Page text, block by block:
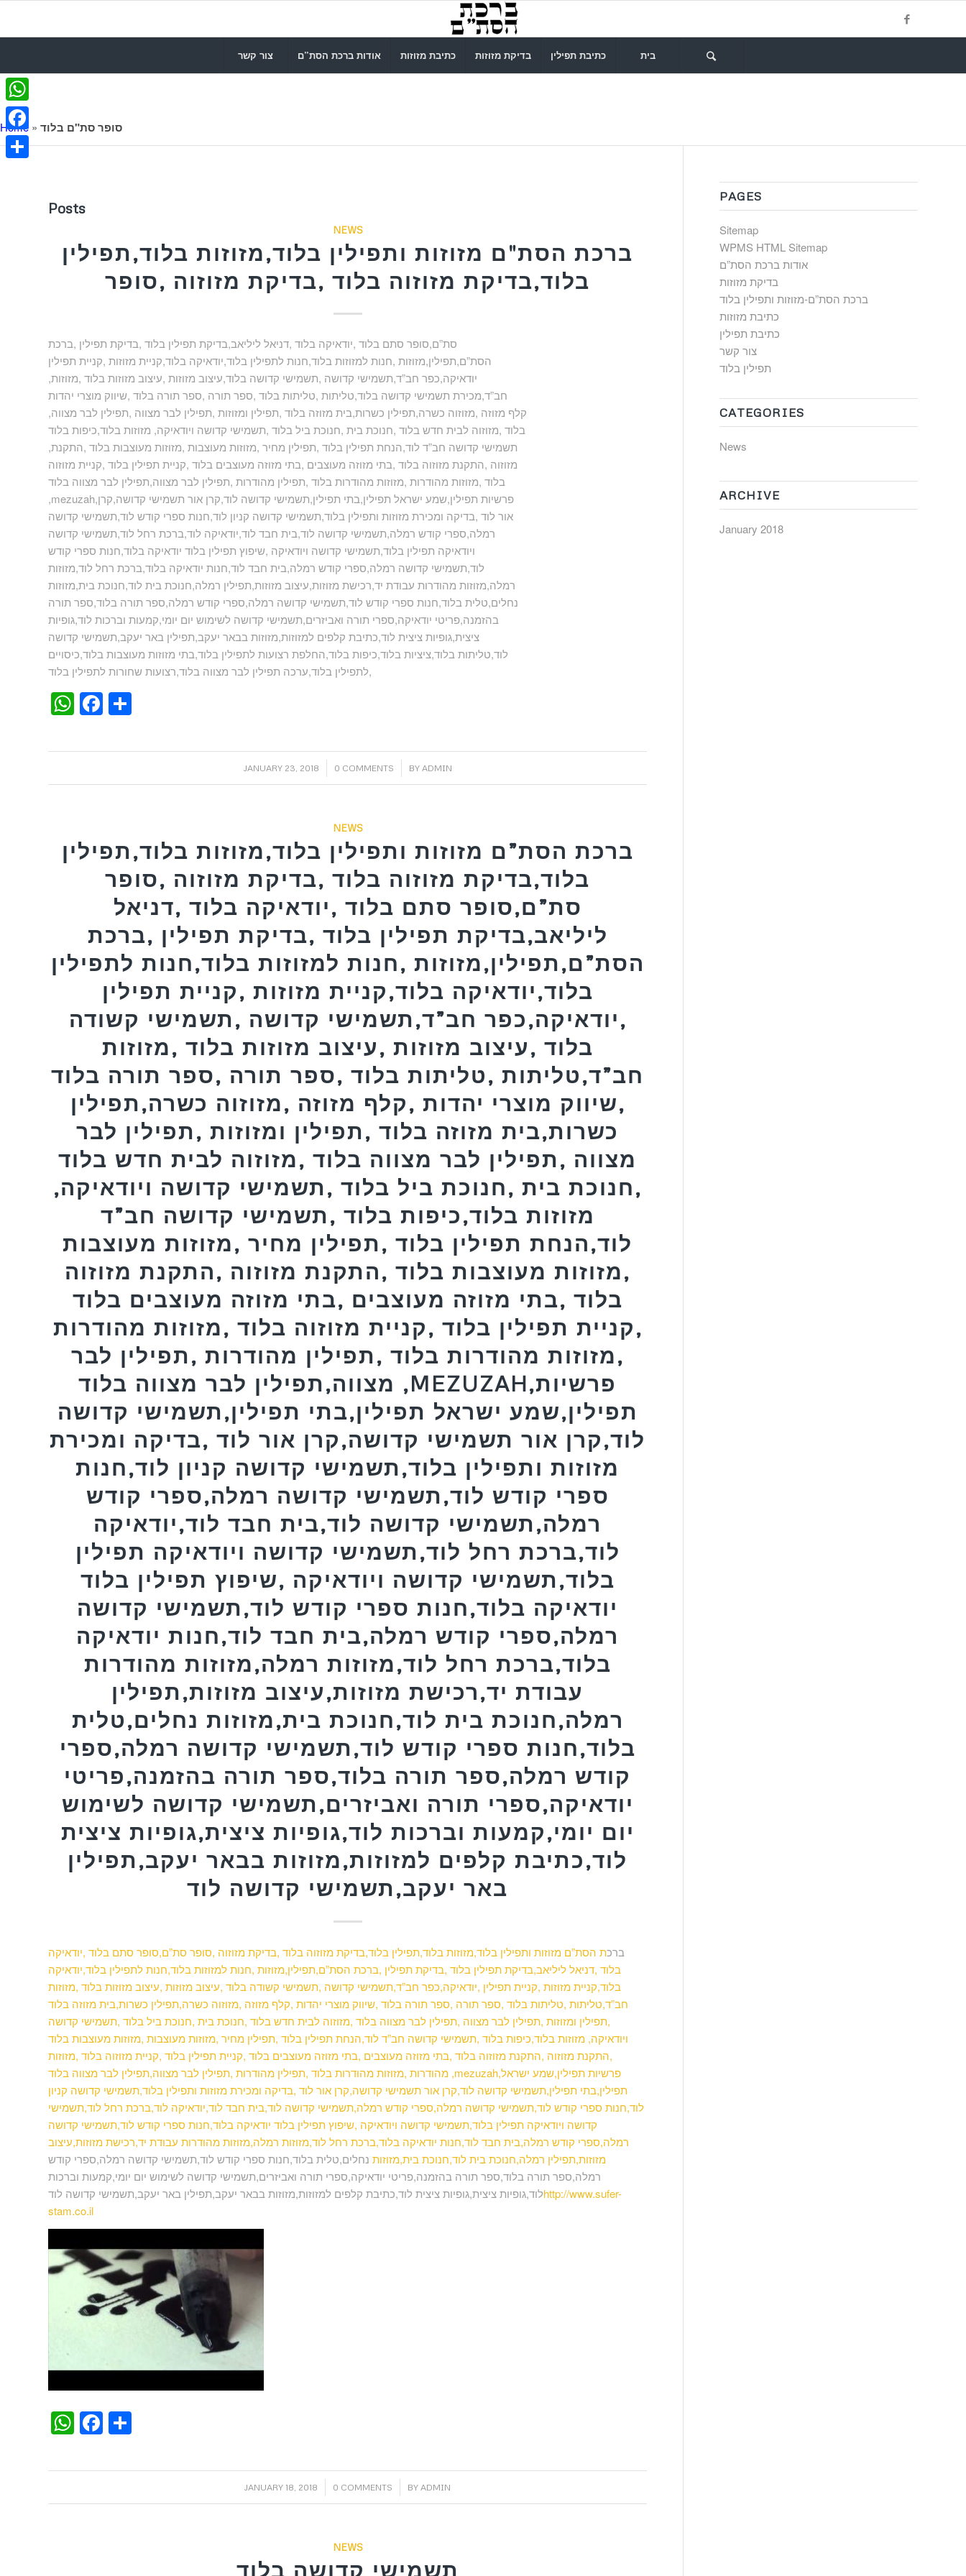
צור קשר אודות ברכת הסת”ם כתיבת מזוזות בדיקת מזוזות כתיבת תפילין בית
Home » סופר סת"ם בלוד
Posts
NEWS
ברכת הסת"ם מזוזות ותפילין בלוד,מזוזות בלוד,תפילין
בלוד,בדיקת מזוזוה בלוד ,בדיקת מזוזוה ,סופר
סת”ם,סופר סתם בלוד ,יודאיקה בלוד ,דניאל ליליאב,בדיקת תפילין בלוד ,בדיקת תפילין ,ברכת
הסת”ם,תפילין,מזוזות ,חנות למזוזות בלוד,חנות לתפילין בלוד,יודאיקה בלוד,קניית מזוזות ,קניית תפילין
,יודאיקה,כפר חב”ד,תשמישי קדושה ,תשמישי קדושה בלוד,עיצוב מזוזות ,עיצוב מזוזות בלוד ,מזוזות
חב”ד,מכירת תשמישי קדושה בלוד,טליתות ,טליתות בלוד ,ספר תורה ,ספר תורה בלוד ,שיווק מוצרי יהדות
,קלף מזוזה ,מזוזוה כשרה,תפילין כשרות,בית מזוזה בלוד ,תפילין ומזוזות ,תפילין לבר מצווה ,תפילין לבר מצווה
בלוד ,מזוזוה לבית חדש בלוד ,חנוכת בית ,חנוכת ביל בלוד ,תשמישי קדושה ויודאיקה, מזוזות בלוד,כיפות בלוד
,תשמישי קדושה חב”ד לוד,הנחת תפילין בלוד ,תפילין מחיר ,מזוזות מעוצבות ,מזוזות מעוצבות בלוד ,התקנת
מזוזוה ,התקנת מזוזוה בלוד ,בתי מזוזה מעוצבים ,בתי מזוזה מעוצבים בלוד ,קניית תפילין בלוד ,קניית מזוזוה
בלוד ,מזוזות מהודרות ,מזוזות מהודרות בלוד ,תפילין מהודרות ,תפילין לבר מצווה,תפילין לבר מצווה בלוד
,mezuzah,פרשיות תפילין,שמע ישראל תפילין,בתי תפילין,תשמישי קדושה לוד,קרן אור תשמישי קדושה,קרן
אור לוד ,בדיקה ומכירת מזוזות ותפילין בלוד,תשמישי קדושה קניון לוד,חנות ספרי קודש לוד,תשמישי קדושה
רמלה,ספרי קודש רמלה,תשמישי קדושה לוד,בית חבד לוד,יודאיקה לוד,ברכת רחל לוד,תשמישי קדושה
ויודאיקה תפילין בלוד,תשמישי קדושה ויודאיקה ,שיפוץ תפילין בלוד יודאיקה בלוד,חנות ספרי קודש
לוד,תשמישי קדושה רמלה,ספרי קודש רמלה,בית חבד לוד,חנות יודאיקה בלוד,ברכת רחל לוד,מזוזות
רמלה,מזוזות מהודרות עבודת יד,רכישת מזוזות,עיצוב מזוזות,תפילין רמלה,חנוכת בית לוד,חנוכת בית,מזוזות
נחלים,טלית בלוד,חנות ספרי קודש לוד,תשמישי קדושה רמלה,ספרי קודש רמלה,ספר תורה בלוד,ספר תורה
בהזמנה,פריטי יודאיקה,ספרי תורה ואביזרים,תשמישי קדושה לשימוש יום יומי,קמעות וברכות לוד,גופיות
ציצית,גופיות ציצית לוד,כתיבת קלפים למזוזות,מזוזות בבאר יעקב,תפילין באר יעקב,תשמישי קדושה
לוד,טליתות בלוד,ציציות בלוד,כיפות בלוד,החלפת רצועות לתפילין בלוד,בתי מזוזות מעוצבות בלוד,כיסויים
לתפילין בלוד,ערכה תפילין לבר מצווה בלוד,רצועות שחורות לתפילין בלוד,
WhatsApp
Facebook
JANUARY 23, 2018
/ 0 COMMENTS
/ BY ADMIN
NEWS
ברכת הסת”ם מזוזות ותפילין בלוד,מזוזות בלוד,תפילין
בלוד,בדיקת מזוזוה בלוד ,בדיקת מזוזוה ,סופר
סת”ם,סופר סתם בלוד ,יודאיקה בלוד ,דניאל
ליליאב,בדיקת תפילין בלוד ,בדיקת תפילין ,ברכת
הסת”ם,תפילין,מזוזות ,חנות למזוזות בלוד,חנות לתפילין
בלוד,יודאיקה בלוד,קניית מזוזות ,קניית תפילין
,יודאיקה,כפר חב”ד,תשמישי קדושה ,תשמישי קשודה
בלוד ,עיצוב מזוזות ,עיצוב מזוזות בלוד ,מזוזות
חב”ד,טליתות ,טליתות בלוד ,ספר תורה ,ספר תורה בלוד
,שיווק מוצרי יהדות ,קלף מזוזה ,מזוזוה כשרה,תפילין
כשרות,בית מזוזה בלוד ,תפילין ומזוזות ,תפילין לבר
מצווה ,תפילין לבר מצווה בלוד ,מזוזוה לבית חדש בלוד
,חנוכת בית ,חנוכת ביל בלוד ,תשמישי קדושה ויודאיקה,
מזוזות בלוד,כיפות בלוד ,תשמישי קדושה חב”ד
לוד,הנחת תפילין בלוד ,תפילין מחיר ,מזוזות מעוצבות
,מזוזות מעוצבות בלוד ,התקנת מזוזוה ,התקנת מזוזוה
בלוד ,בתי מזוזה מעוצבים ,בתי מזוזה מעוצבים בלוד
,קניית תפילין בלוד ,קניית מזוזוה בלוד ,מזוזות מהודרות
,מזוזות מהודרות בלוד ,תפילין מהודרות ,תפילין לבר
מצווה,תפילין לבר מצווה בלוד ,MEZUZAH,פרשיות
תפילין,שמע ישראל תפילין,בתי תפילין,תשמישי קדושה
לוד,קרן אור תשמישי קדושה,קרן אור לוד ,בדיקה ומכירת
מזוזות ותפילין בלוד,תשמישי קדושה קניון לוד,חנות
ספרי קודש לוד,תשמישי קדושה רמלה,ספרי קודש
רמלה,תשמישי קדושה לוד,בית חבד לוד,יודאיקה
לוד,ברכת רחל לוד,תשמישי קדושה ויודאיקה תפילין
בלוד,תשמישי קדושה ויודאיקה ,שיפוץ תפילין בלוד
יודאיקה בלוד,חנות ספרי קודש לוד,תשמישי קדושה
רמלה,ספרי קודש רמלה,בית חבד לוד,חנות יודאיקה
בלוד,ברכת רחל לוד,מזוזות רמלה,מזוזות מהודרות
עבודת יד,רכישת מזוזות,עיצוב מזוזות,תפילין
רמלה,חנוכת בית לוד,חנוכת בית,מזוזות נחלים,טלית
בלוד,חנות ספרי קודש לוד,תשמישי קדושה רמלה,ספרי
קודש רמלה,ספר תורה בלוד,ספר תורה בהזמנה,פריטי
יודאיקה,ספרי תורה ואביזרים,תשמישי קדושה לשימוש
יום יומי,קמעות וברכות לוד,גופיות ציצית,גופיות ציצית
לוד,כתיבת קלפים למזוזות,מזוזות בבאר יעקב,תפילין
באר יעקב,תשמישי קדושה לוד
ברכת הסת”ם מזוזות ותפילין בלוד,מזוזות בלוד,תפילין בלוד,בדיקת מזוזוה בלוד ,בדיקת מזוזוה ,סופר סת”ם,סופר סתם בלוד ,יודאיקה
בלוד ,דניאל ליליאב,בדיקת תפילין בלוד ,בדיקת תפילין ,ברכת הסת”ם,תפילין,מזוזות ,חנות למזוזות בלוד,חנות לתפילין בלוד,יודאיקה
בלוד,קניית מזוזות ,קניית תפילין ,יודאיקה,כפר חב”ד,תשמישי קדושה ,תשמישי קשודה בלוד ,עיצוב מזוזות ,עיצוב מזוזות בלוד ,מזוזות
חב”ד,טליתות ,טליתות בלוד ,ספר תורה ,ספר תורה בלוד ,שיווק מוצרי יהדות ,קלף מזוזה ,מזוזוה כשרה,תפילין כשרות,בית מזוזה בלוד
,תפילין ומזוזות ,תפילין לבר מצווה ,תפילין לבר מצווה בלוד ,מזוזוה לבית חדש בלוד ,חנוכת בית ,חנוכת ביל בלוד ,תשמישי קדושה
ויודאיקה, מזוזות בלוד,כיפות בלוד ,תשמישי קדושה חב”ד לוד,הנחת תפילין בלוד ,תפילין מחיר ,מזוזות מעוצבות ,מזוזות מעוצבות בלוד
,התקנת מזוזוה ,התקנת מזוזוה בלוד ,בתי מזוזה מעוצבים ,בתי מזוזה מעוצבים בלוד ,קניית תפילין בלוד ,קניית מזוזוה בלוד ,מזוזות
מהודרות ,מזוזות מהודרות בלוד ,תפילין מהודרות ,תפילין לבר מצווה,תפילין לבר מצווה בלוד ,mezuzah,פרשיות תפילין,שמע ישראל
תפילין,בתי תפילין,תשמישי קדושה לוד,קרן אור תשמישי קדושה,קרן אור לוד ,בדיקה ומכירת מזוזות ותפילין בלוד,תשמישי קדושה קניון
לוד,חנות ספרי קודש לוד,תשמישי קדושה רמלה,ספרי קודש רמלה,תשמישי קדושה לוד,בית חבד לוד,יודאיקה לוד,ברכת רחל לוד,תשמישי
קדושה ויודאיקה תפילין בלוד,תשמישי קדושה ויודאיקה ,שיפוץ תפילין בלוד יודאיקה בלוד,חנות ספרי קודש לוד,תשמישי קדושה
רמלה,ספרי קודש רמלה,בית חבד לוד,חנות יודאיקה בלוד,ברכת רחל לוד,מזוזות רמלה,מזוזות מהודרות עבודת יד,רכישת מזוזות,עיצוב
מזוזות,תפילין רמלה,חנוכת בית לוד,חנוכת בית,מזוזות נחלים,טלית בלוד,חנות ספרי קודש לוד,תשמישי קדושה רמלה,ספרי קודש
רמלה,ספר תורה בלוד,ספר תורה בהזמנה,פריטי יודאיקה,ספרי תורה ואביזרים,תשמישי קדושה לשימוש יום יומי,קמעות וברכות
לוד,גופיות ציצית,גופיות ציצית לוד,כתיבת קלפים למזוזות,מזוזות בבאר יעקב,תפילין באר יעקב,תשמישי קדושה לודhttp://www.sufer-
stam.co.il
WhatsApp
Facebook
JANUARY 18, 2018
/ 0 COMMENTS
/ BY ADMIN
NEWS
תשמישי קדושה בלוד
PAGES
Sitemap
WPMS HTML Sitemap
אודות ברכת הסת”ם
בדיקת מזוזות
ברכת הסת”ם-מזוזות ותפילין בלוד
כתיבת מזוזות
כתיבת תפילין
צור קשר
תפילין בלוד
CATEGORIES
News
ARCHIVE
January 2018
WhatsApp
Facebook